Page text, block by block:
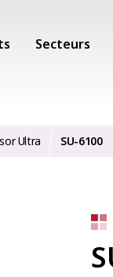
Secteurs
Ultra SU-6100